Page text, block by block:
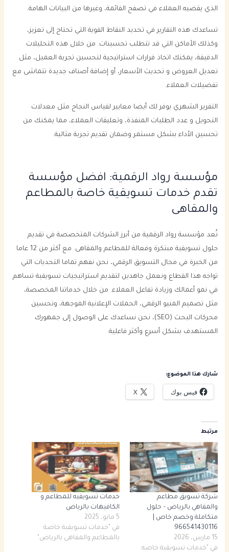
الذي يقضيه العملاء في تصفح القائمة، وغيرها من البيانات الهامة.
تساعدك هذه التقارير في تحديد النقاط القوية التي تحتاج إلى تعزيز،
وكذلك الأماكن التي قد تتطلب تحسينات. من خلال هذه التحليلات
الدقيقة، يمكنك اتخاذ قرارات استراتيجية لتحسين تجربة العميل، مثل
تعديل العروض و تحديث الأسعار، أو إضافة أصناف جديدة تتماشى مع
تفضيلات العملاء.
التقرير الشهري يوفر لك أيضا معايير لقياس النجاح مثل معدلات
التحويل و عدد الطلبات المنفذة، وتعليقات العملاء، مما يمكنك من
تحسين الأداء بشكل مستمر وضمان تقديم تجربة مثالية.
مؤسسة رواد الرقمية: افضل مؤسسة
تقدم خدمات تسويقية خاصة بالمطاعم
والمقاهى
تُعد مؤسسة رواد الرقمية من أبرز الشركات المتخصصة في تقديم
حلول تسويقية مبتكرة وفعالة للمطاعم والمقاهى. مع أكثر من 12 عاما
من الخبرة في مجال التسويق الرقمي، نحن نفهم تماما التحديات التي
تواجه هذا القطاع ونعمل جاهدين لتقديم استراتيجيات تسويقية تساهم
في نمو أعمالك وزيادة تفاعل العملاء. من خلال خدماتنا المخصصة،
مثل تصميم المنيو الرقمي، الحملات الإعلانية الموجهة، وتحسين
محركات البحث (SEO)، نحن نساعدك على الوصول إلى جمهورك
المستهدف بشكل أسرع وأكثر فاعلية.
شارك هذا الموضوع:
فيس بوك X
مرتبط
شركة تسويق مطاعم
والمقاهي بالرياض – حلول
متكاملة وخصم خاص |
966541430116
15 مارس، 2026
في "خدمات تسويقية خاصه
خدمات تسويقيه للمطاعم و
الكافيهات بالرياض
5 مايو، 2025
في "خدمات تسويقية خاصة
بالمطاعم والمقاهى بالرياض"